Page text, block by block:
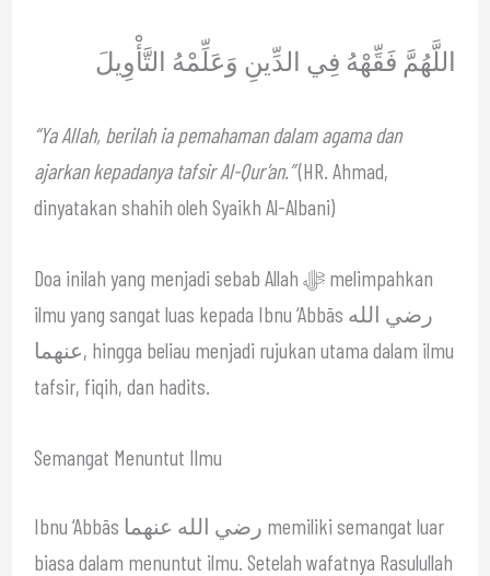
اللَّهُمَّ فَقِّهْهُ فِي الدِّينِ وَعَلِّمْهُ التَّأْوِيلَ
“Ya Allah, berilah ia pemahaman dalam agama dan
ajarkan kepadanya tafsir Al-Qur’an.”(HR. Ahmad,
dinyatakan shahih oleh Syaikh Al-Albani)
Doa inilah yang menjadi sebab Allah ﷻ melimpahkan
ilmu yang sangat luas kepada Ibnu ‘Abbās رضي الله
عنهما, hingga beliau menjadi rujukan utama dalam ilmu
tafsir, fiqih, dan hadits.
Semangat Menuntut Ilmu
Ibnu ‘Abbās رضي الله عنهما memiliki semangat luar
biasa dalam menuntut ilmu. Setelah wafatnya Rasulullah